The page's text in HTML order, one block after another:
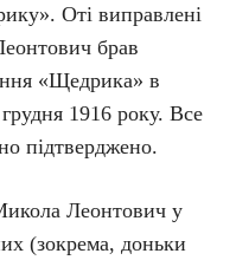
Оті виправлені
брав
«Щедрика» в
1916 року. Все
підтверджено.
Леонтович у
(зокрема, доньки